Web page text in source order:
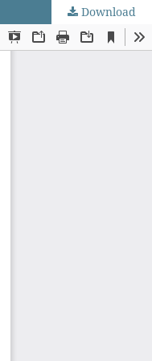
Download